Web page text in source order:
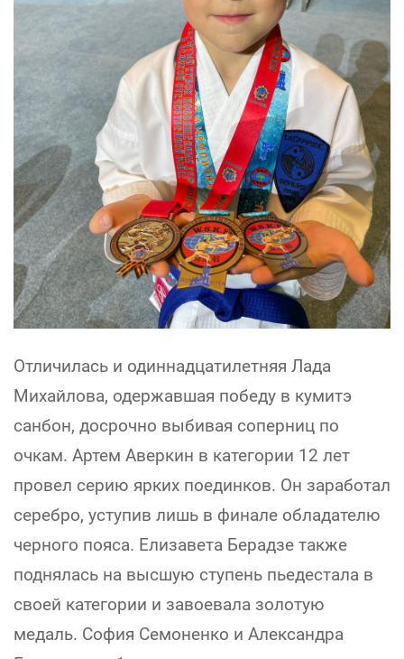
Отличилась и одиннадцатилетняя Лада
Михайлова, одержавшая победу в кумитэ
санбон, досрочно выбивая соперниц по
очкам. Артем Аверкин в категории 12 лет
провел серию ярких поединков. Он заработал
серебро, уступив лишь в финале обладателю
черного пояса. Елизавета Берадзе также
поднялась на высшую ступень пьедестала в
своей категории и завоевала золотую
медаль. София Семоненко и Александра